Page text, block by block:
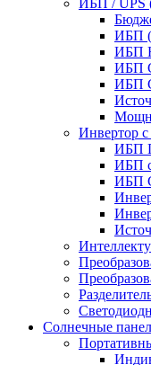
ИБП / UPS
ИБП
ИБП
ИБП
ИБП
Инвертор с
ИБП
ИБП
ИБП
Солнечные